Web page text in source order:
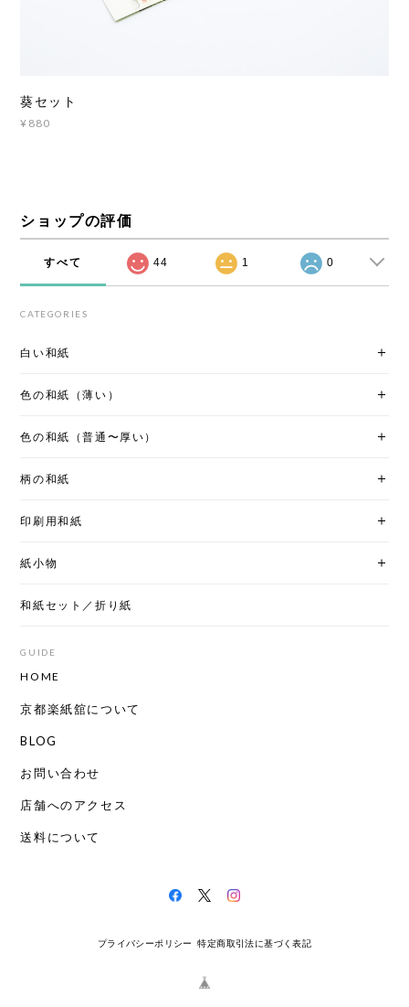
葵セット
¥880
ショップの評価
すべて 44 1 0
CATEGORIES
白い和紙
色の和紙（薄い）
色の和紙（普通〜厚い）
柄の和紙
印刷用和紙
紙小物
和紙セット／折り紙
GUIDE
HOME
京都楽紙舘について
BLOG
お問い合わせ
店舗へのアクセス
送料について
プライバシーポリシー 特定商取引法に基づく表記